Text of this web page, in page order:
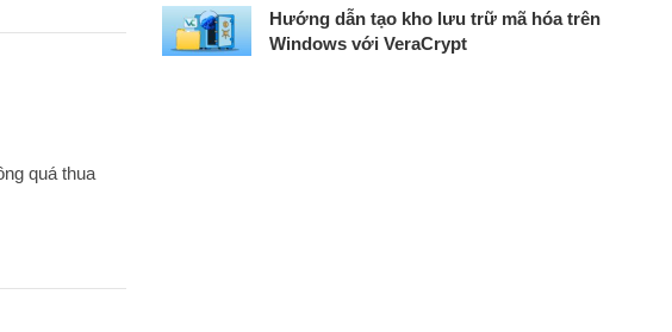
quá thua
Hướng dẫn tạo kho lưu trữ mã hóa trên
Windows với VeraCrypt